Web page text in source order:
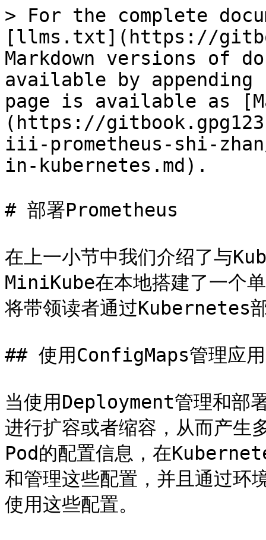
> For the complete
[llms.txt](https://
Markdown versions of
available by
page is available as
(https://
iii-prometheus-shi-
in-kubernetes.md).
# 部署Prometheus
在上一小节中我们介绍了与
MiniKube在本地搭建了一个
将带领读者通过Kubernetes
## 使用ConfigMaps管理应
当使用Deployment管理和部
进行扩容或者缩容，从而产生
Pod的配置信息，在
和管理这些配置，并且通过环
使用这些配置。